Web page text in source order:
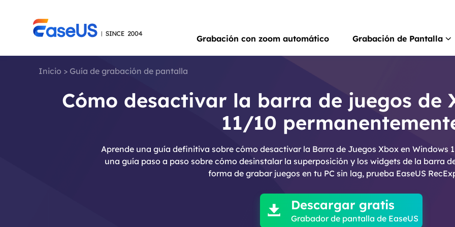
Grabación con zoom automático Grabación de Pantalla
Inicio > Guía de grabación de pantalla
Cómo desactivar la barra de juegos de
11/10
Aprende una guía definitiva sobre cómo desactivar la Barra de Juegos Xbox en Windows
una guía paso a paso sobre cómo desinstalar la superposición y los widgets de la barra
forma de grabar juegos en tu PC sin lag, prueba EaseUS

 Descargar gratis
Grabador de pantalla de EaseUS